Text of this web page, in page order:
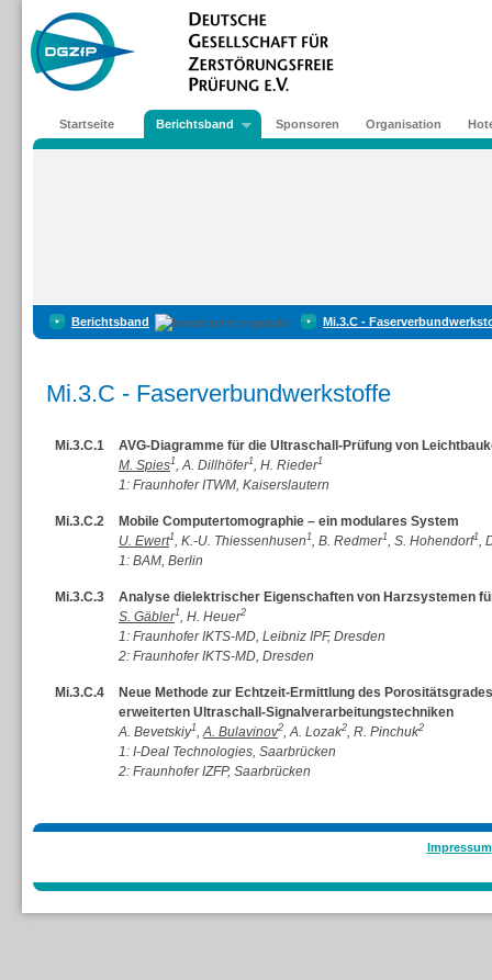
Startseite Berichtsband Sponsoren Organisation
Berichtsband Mi.3.C -
Mi.3.C - Faserverbundwerkstoffe
Mi.3.C.1
AVG-Diagramme für die Ultraschall-Prüfung von
M. Spies1 , A. Dillhöfer1 , H. Rieder1
1: Fraunhofer ITWM, Kaiserslautern
Mi.3.C.2
Mobile Computertomographie – ein modulares System
U. Ewert1 , K.-U. Thiessenhusen1 , B. Redmer1 , S. Hohendorf1
,
1: BAM, Berlin
Mi.3.C.3
Analyse dielektrischer Eigenschaften von Harzsystemen
S. Gäbler1 , H. Heuer2
1: Fraunhofer IKTS-MD, Leibniz IPF, Dresden
2: Fraunhofer IKTS-MD, Dresden
Mi.3.C.4
Neue Methode zur Echtzeit-Ermittlung des
erweiterten Ultraschall-Signalverarbeitungstechniken
A. Bevetskiy1 A. Bulavinov2 , A. Lozak2 , R. Pinchuk2
1: I-Deal Technologies, Saarbrücken
2: Fraunhofer IZFP, Saarbrücken
Impressum